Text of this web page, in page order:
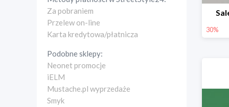
Za pobraniem
Przelew on-line
Karta kredytowa/płatnicza
Podobne sklepy:
Neonet promocje
iELM
Mustache.pl wyprzedaże
Smyk
30%